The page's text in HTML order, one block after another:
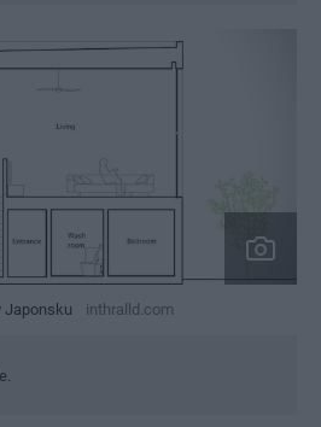
Japonsku inthralld.com